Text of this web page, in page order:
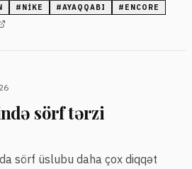
# NIKE #AYAQQABI # ENCORE
sörf tərzi
sörf üslubu daha çox diqqət